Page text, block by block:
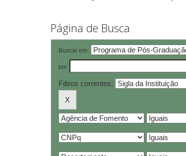
Página de Busca
Buscar em:
por
Filtros correntes: